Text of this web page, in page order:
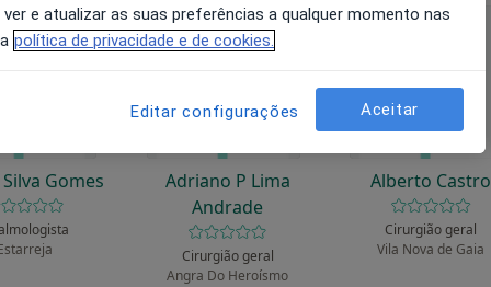
Silva Gomes
Adriano P Lima
Andrade
Cirurgião geral
Angra Do Heroísmo
Alberto Castro
Cirurgião geral
Vila Nova de Gaia
e atualizar as suas preferências a qualquer momento nas
política de privacidade e de cookies.
Editar configurações Aceitar